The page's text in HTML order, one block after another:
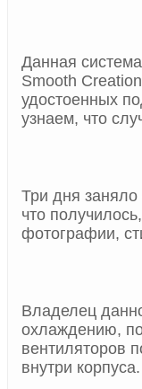
Данная
Smooth
удостоенных
узнаем, что
Три дня заняло
что
фотографии,
Владелец
охлаждению,
вентиляторов
внутри корпуса.